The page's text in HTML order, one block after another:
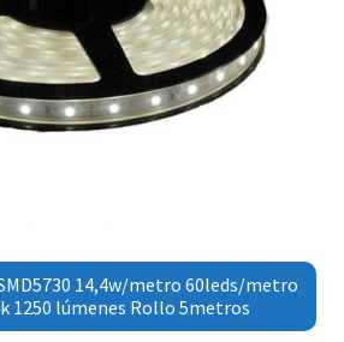
14,4w/metro 60leds/metro
1250 lúmenes Rollo 5metros